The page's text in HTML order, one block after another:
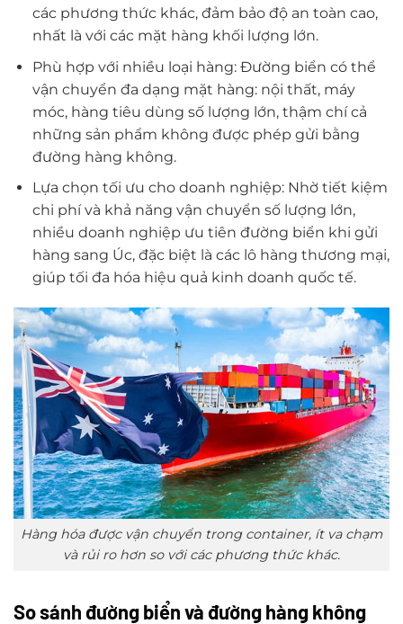
các phương thức khác, đảm bảo độ an toàn cao,
nhất là với các mặt hàng khối lượng lớn.
Phù hợp với nhiều loại hàng: Đường biển có thể
vận chuyển đa dạng mặt hàng: nội thất, máy
móc, hàng tiêu dùng số lượng lớn, thậm chí cả
những sản phẩm không được phép gửi bằng
đường hàng không.
Lựa chọn tối ưu cho doanh nghiệp: Nhờ tiết kiệm
chi phí và khả năng vận chuyển số lượng lớn,
nhiều doanh nghiệp ưu tiên đường biển khi gửi
hàng sang Úc, đặc biệt là các lô hàng thương mại,
giúp tối đa hóa hiệu quả kinh doanh quốc tế.
Hàng hóa được vận chuyển trong container, ít va chạm
và rủi ro hơn so với các phương thức khác.
So sánh đường biển và đường hàng không